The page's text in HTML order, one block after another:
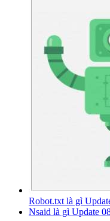
Robot.txt là gì
Nsaid là gì Update